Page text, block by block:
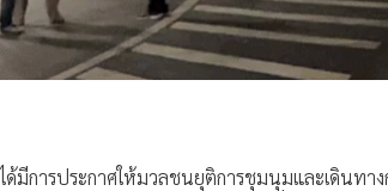
มีการประกาศให้มวลชนยุติการชุมนุมและเดินทา